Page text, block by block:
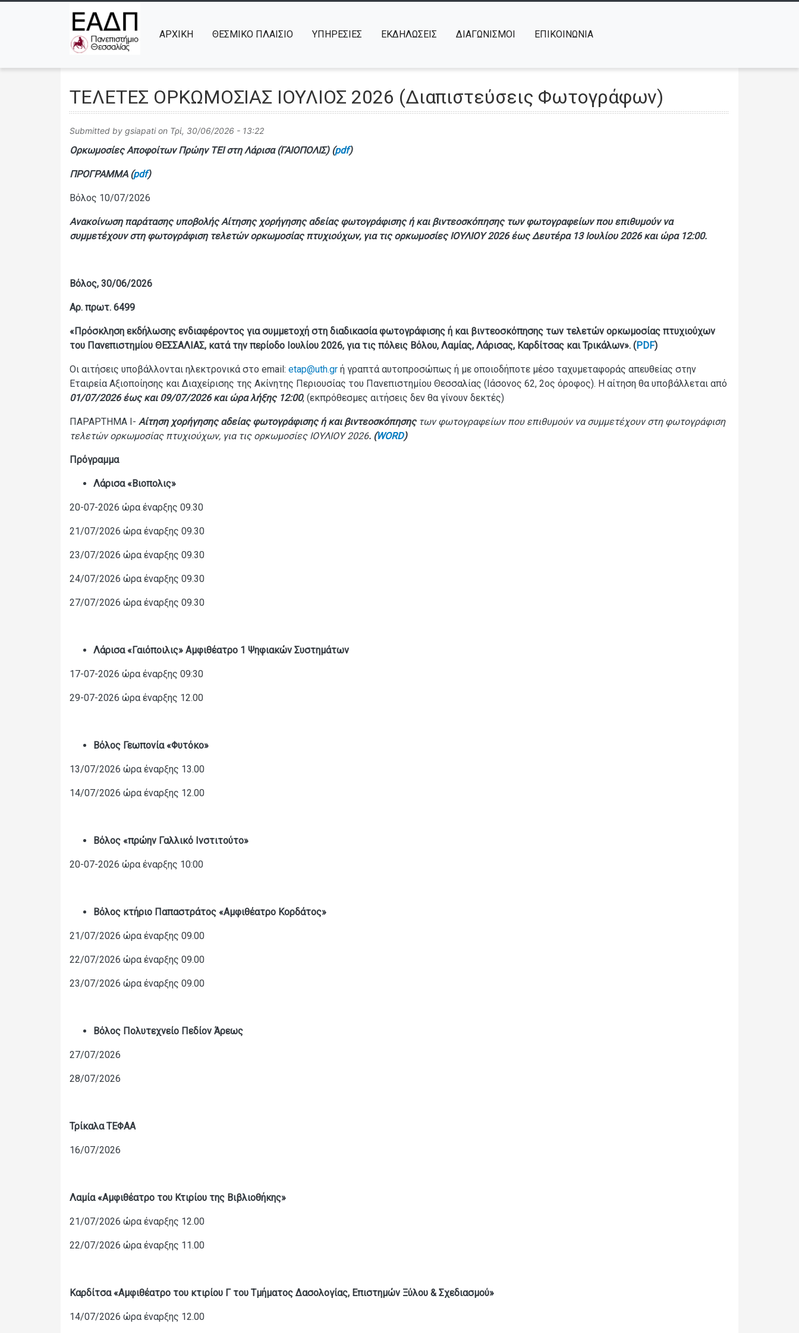
ΑΡΧΙΚΉ ΘΕΣΜΙΚΟ ΠΛΑΙΣΙΟ ΥΠΗΡΕΣΙΕΣ ΕΚΔΗΛΩΣΕΙΣ ΔΙΑΓΩΝΙΣΜΟΙ ΕΠΙΚΟΙΝΩΝΙΑ
ΤΕΛΕΤΕΣ ΟΡΚΩΜΟΣΙΑΣ ΙΟΥΛΙΟΣ 2026 (Διαπιστεύσεις Φωτογράφων)
Submitted by gsiapation Τρί, 30/06/2026 - 13:22
Ορκωμοσίες Αποφοίτων Πρώην ΤΕΙ στη Λάρισα (ΓΑΙΟΠΟΛΙΣ) (pdf)
ΠΡΟΓΡΑΜΜΑ (pdf)
Βόλος 10/07/2026
Ανακοίνωση παράτασης υποβολής Αίτησης χορήγησης αδείας φωτογράφισης ή και βιντεοσκόπησης των φωτογραφείων που επιθυμούν να
συμμετέχουν στη φωτογράφιση τελετών ορκωμοσίας πτυχιούχων, για τις ορκωμοσίες ΙΟΥΛΙΟΥ 2026 έως Δευτέρα 13 Ιουλίου 2026 και ώρα 12:00.
Βόλος, 30/06/2026
Αρ. πρωτ. 6499
«Πρόσκληση εκδήλωσης ενδιαφέροντος για συμμετοχή στη διαδικασία φωτογράφισης ή και βιντεοσκόπησης των τελετών ορκωμοσίας πτυχιούχων
του Πανεπιστημίου ΘΕΣΣΑΛΙΑΣ, κατά την περίοδο Ιουλίου 2026, για τις πόλεις Βόλου, Λαμίας, Λάρισας, Καρδίτσας και Τρικάλων». (PDF)
Οι αιτήσεις υποβάλλονται ηλεκτρονικά στο email: etap@uth.gr ή γραπτά αυτοπροσώπως ή με οποιοδήποτε μέσο ταχυμεταφοράς απευθείας στην
Εταιρεία Αξιοποίησης και Διαχείρισης της Ακίνητης Περιουσίας του Πανεπιστημίου Θεσσαλίας (Ιάσονος 62, 2ος όροφος). Η αίτηση θα υποβάλλεται από
01/07/2026 έως και 09/07/2026 και ώρα λήξης 12:00, (εκπρόθεσμες αιτήσεις δεν θα γίνουν δεκτές)
ΠΑΡΑΡΤΗΜΑ I- Αίτηση χορήγησης αδείας φωτογράφισης ή και βιντεοσκόπησης των φωτογραφείων που επιθυμούν να συμμετέχουν στη φωτογράφιση
τελετών ορκωμοσίας πτυχιούχων, για τις ορκωμοσίες ΙΟΥΛΙΟΥ 2026. (WORD)
Πρόγραμμα
Λάρισα«Βιοπολις»
20-07-2026 ώρα έναρξης 09.30
21/07/2026 ώρα έναρξης 09.30
23/07/2026 ώρα έναρξης 09.30
24/07/2026 ώρα έναρξης 09.30
27/07/2026 ώρα έναρξης 09.30
Λάρισα«Γαιόποιλις» Αμφιθέατρο 1 Ψηφιακών Συστημάτων
17-07-2026 ώρα έναρξης 09:30
29-07-2026 ώρα έναρξης 12.00
Βόλος Γεωπονία«Φυτόκο»
13/07/2026 ώρα έναρξης 13.00
14/07/2026 ώρα έναρξης 12.00
Βόλος «πρώην Γαλλικό Ινστιτούτο»
20-07-2026 ώρα έναρξης 10:00
Βόλος κτήριο Παπαστράτος «Αμφιθέατρο Κορδάτος»
21/07/2026 ώρα έναρξης 09.00
22/07/2026 ώρα έναρξης 09.00
23/07/2026 ώρα έναρξης 09.00
Βόλος Πολυτεχνείο Πεδίον Άρεως
27/07/2026
28/07/2026
Τρίκαλα ΤΕΦΑΑ
16/07/2026
Λαμία«Αμφιθέατρο του Κτιρίου της Βιβλιοθήκης»
21/07/2026 ώρα έναρξης 12.00
22/07/2026 ώρα έναρξης 11.00
Καρδίτσα«Αμφιθέατρο του κτιρίου Γ του Τμήματος Δασολογίας, Επιστημών Ξύλου & Σχεδιασμού»
14/07/2026 ώρα έναρξης 12.00